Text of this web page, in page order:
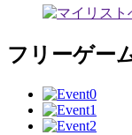
フリーゲー